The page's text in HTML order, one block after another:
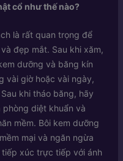
cổ như thế nào?
là rất quan trọng để
đẹp mắt. Sau khi xăm,
dưỡng và băng kín
vài giờ hoặc vài ngày,
khi tháo băng, hãy
phòng diệt khuẩn và
mềm. Bôi kem dưỡng
mại và ngăn ngừa
xúc trực tiếp với ánh